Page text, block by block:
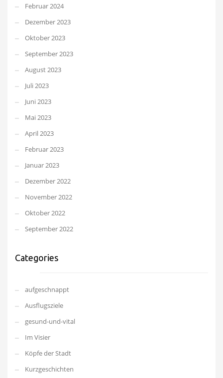
Februar 2024
Dezember 2023
Oktober 2023
September 2023
August 2023
Juli 2023
Juni 2023
Mai 2023
April 2023
Februar 2023
Januar 2023
Dezember 2022
November 2022
Oktober 2022
September 2022
Categories
aufgeschnappt
Ausflugsziele
gesund-und-vital
Im Visier
Köpfe der Stadt
Kurzgeschichten